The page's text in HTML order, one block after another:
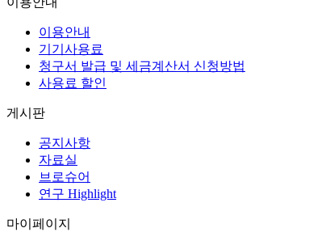
이용안내
기기사용료
청구서 발급 및 세금계산서 신청방법
사용료 할인
게시판
공지사항
자료실
브로슈어
연구 Highlight
마이페이지